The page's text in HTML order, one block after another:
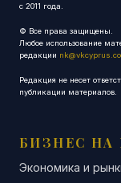
с 2011 года.
© Все права защищены.
Любое использование
редакции
Редакция не несет
публикации материалов.
БИЗНЕС НА
Экономика и